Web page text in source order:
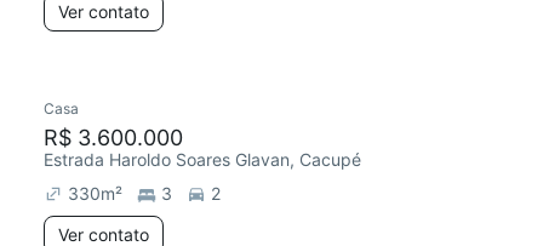
Ver contato
Casa
R$ 3.600.000
Estrada Haroldo Soares Glavan, Cacupé
330m² 3
2
Ver contato